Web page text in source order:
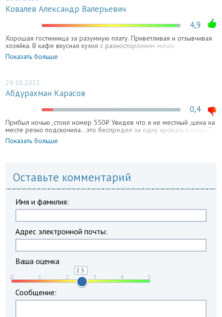
Ковалев Александр Валерьевич
4,9
Хорошая гостинница за разумную плату. Приветливая и отзывчивая
хозяйка. В кафе вкусная кухня с разносторонним меню.
Показать больше
29.10.2022
Абдурахман Карасов
0,4
Прибыл ночью ,стоил номер 550₽ Увидев что я не местный ,цена на
месте резко подскочила…это беспредел за одну кровать и старый
телевизор
Показать больше
Оставьте комментарий
Имя и фамилия:
Адрес электронной почты:
Ваша оценка
Сообщение: